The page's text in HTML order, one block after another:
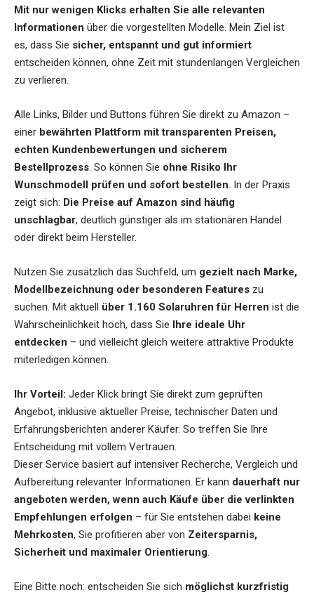
Mit nur wenigen Klicks erhalten Sie alle relevanten
Informationen über die vorgestellten Modelle. Mein Ziel ist
es, dass Sie sicher, entspannt und gut informiert
entscheiden können, ohne Zeit mit stundenlangen Vergleichen
zu verlieren.
Alle Links, Bilder und Buttons führen Sie direkt zu Amazon –
einer bewährten Plattform mit transparenten Preisen,
echten Kundenbewertungen und sicherem
Bestellprozess. So können Sie ohne Risiko Ihr
Wunschmodell prüfen und sofort bestellen. In der Praxis
zeigt sich: Die Preise auf Amazon sind häufig
unschlagbar, deutlich günstiger als im stationären Handel
oder direkt beim Hersteller.
Nutzen Sie zusätzlich das Suchfeld, um gezielt nach Marke,
Modellbezeichnung oder besonderen Features zu
suchen. Mit aktuell über 1.160 Solaruhren für Herren ist die
Wahrscheinlichkeit hoch, dass Sie Ihre ideale Uhr
entdecken – und vielleicht gleich weitere attraktive Produkte
miterledigen können.
Ihr Vorteil: Jeder Klick bringt Sie direkt zum geprüften
Angebot, inklusive aktueller Preise, technischer Daten und
Erfahrungsberichten anderer Käufer. So treffen Sie Ihre
Entscheidung mit vollem Vertrauen.
Dieser Service basiert auf intensiver Recherche, Vergleich und
Aufbereitung relevanter Informationen. Er kann dauerhaft nur
angeboten werden, wenn auch Käufe über die verlinkten
Empfehlungen erfolgen – für Sie entstehen dabei keine
Mehrkosten, Sie profitieren aber von Zeitersparnis,
Sicherheit und maximaler Orientierung.
Eine Bitte noch: entscheiden Sie sich möglichst kurzfristig